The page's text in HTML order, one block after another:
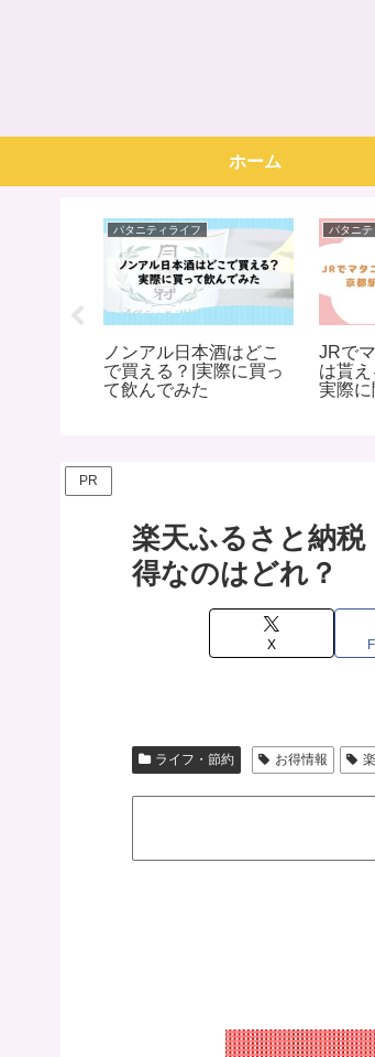
ホーム
パタニティライフ
ノンアル日本酒はどこ
で買える？|実際に買っ
て飲んでみた
パタニ
JRで
は貰
実際に
PR
楽天ふるさと納
得なのはどれ？
X
ライフ・節約 お得情報